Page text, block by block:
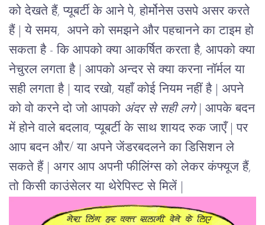
को देखते हैं, प्यूबर्टी के आने पे, होर्मोनेस उसपे असर करते
हैं | ये समय, अपने को समझने और पहचानने का टाइम हो
सकता है - कि आपको क्या आकर्षित करता है, आपको क्या
नेचुरल लगता है | आपको अन्दर से क्या करना नॉर्मल या
सही लगता है | याद रखो, यहाँ कोई नियम नहीं है | अपने
को वो करने दो जो आपको अंदर से सही लगे| आपके बदन
में होने वाले बदलाव, प्यूबर्टी के साथ शायद रुक जाएँ | पर
आप बदन और/ या अपने जेंडरबदलने का डिसिशन ले
सकते हैं | अगर आप अपनी फीलिंग्स को लेकर कंफ्यूज हैं,
तो किसी काउंसेलर या थेरेपिस्ट से मिलें |